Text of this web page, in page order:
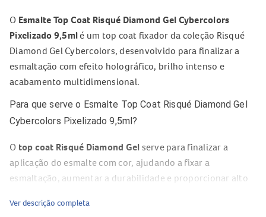
O Esmalte Top Coat Risqué Diamond Gel Cybercolors
Pixelizado 9,5mlé um top coat fixador da coleção Risqué
Diamond Gel Cybercolors, desenvolvido para finalizar a
esmaltação com efeito holográfico, brilho intenso e
acabamento multidimensional.
Para que serve o Esmalte Top Coat Risqué Diamond Gel
Cybercolors Pixelizado 9,5ml?
O top coat Risqué Diamond Gel serve para finalizar a
aplicação do esmalte com cor, ajudando a fixar a
esmaltação, aumentar a durabilidade e proporcionar alto
únicos, criando um visual futurista nas unhas.
Ver descrição completa